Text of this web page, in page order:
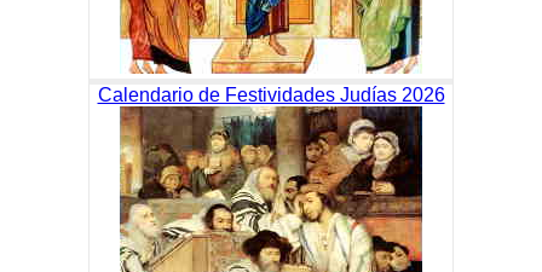
Calendario de Festividades Judías 2026